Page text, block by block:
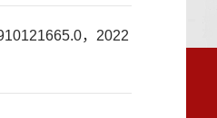
，2022